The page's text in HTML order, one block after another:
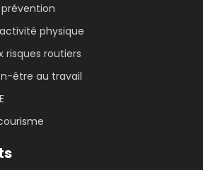
physique
risques routiers
être au travail